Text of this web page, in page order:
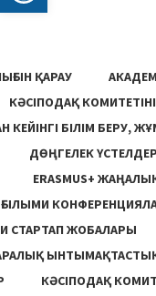
ҚАРАУ
КӘСІПОДАҚ
КЕЙІНГІ БІЛІМ БЕРУ,
ДӨҢГЕЛЕК ҮСТЕЛДЕР
ERASMUS+
ҒЫЛЫМИ
СТАРТАП ЖОБАЛАРЫ
КӘСІПОДАҚ